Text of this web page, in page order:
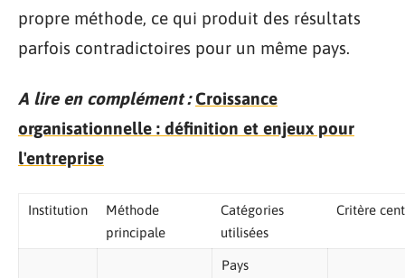
propre méthode, ce qui produit des résultats
parfois contradictoires pour un même pays.
A lire en complément : Croissance
organisationnelle : définition et enjeux pour
l'entreprise
Institution
Méthode
principale
Catégories
utilisées
Critère
Pays